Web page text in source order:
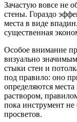
Зачастую вовсе не
стены. Гораздо
места в виде
существенная
Особое внимание
визуально
стыки стен и
под правило: оно
определяются
раствором,
пока инструмент не
просветов.